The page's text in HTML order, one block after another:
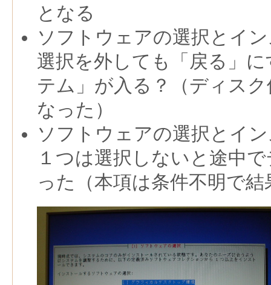
となる
ソフトウェアの選択とイ
選択を外しても「戻る」
テム」が入る？（ディス
なった）
ソフトウェアの選択とイ
１つは選択しないと途中
った（本項は条件不明で